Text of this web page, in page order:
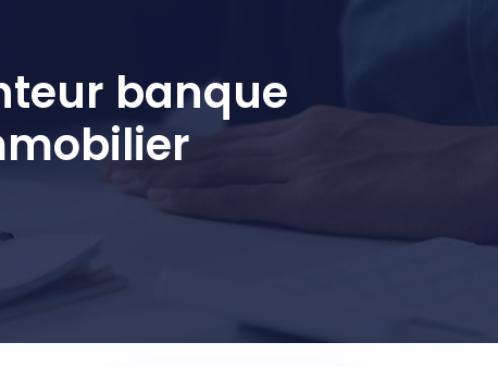
banque